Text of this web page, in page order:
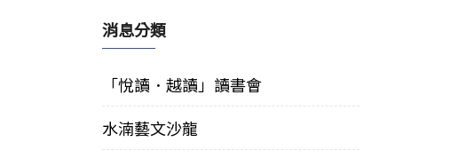
消息分類
「悅讀．越讀」讀書會
水湳藝文沙龍